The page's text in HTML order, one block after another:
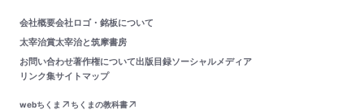
会社概要会社ロゴ・銘板について
太宰治賞太宰治と筑摩書房
お問い合わせ著作権について出版目録ソーシャルメディア
リンク集サイトマップ
webちくま ちくまの教科書